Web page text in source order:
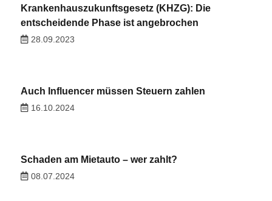
Krankenhauszukunftsgesetz (KHZG): Die
entscheidende Phase ist angebrochen
28.09.2023
Auch Influencer müssen Steuern zahlen
16.10.2024
Schaden am Mietauto – wer zahlt?
08.07.2024